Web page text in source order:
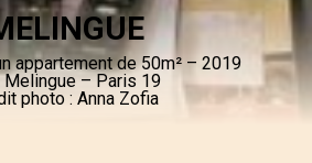
appartement de 50m² – 2019
Melingue – Paris 19
photo : Anna Zofia